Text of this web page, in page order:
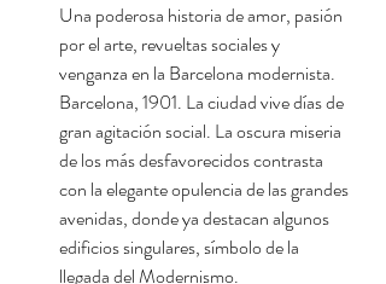
Una poderosa historia de amor, pasión
por el arte, revueltas sociales y
venganza en la Barcelona modernista.
Barcelona, 1901. La ciudad vive días de
gran agitación social. La oscura miseria
de los más desfavorecidos contrasta
con la elegante opulencia de las grandes
avenidas, donde ya destacan algunos
edificios singulares, símbolo de la
llegada del Modernismo.